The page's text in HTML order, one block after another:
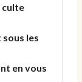
culte
les
en vous